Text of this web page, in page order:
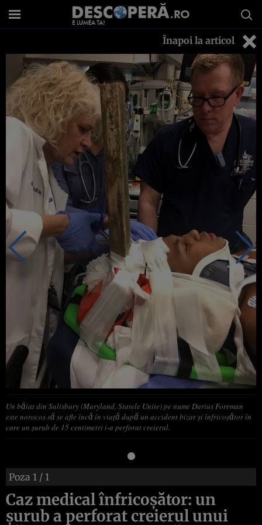
Înapoi la articol
Un băiat din Salisbury (Maryland, Statele Unite) pe nume Darius Foreman
este norocos să se afle încă în viaţă după un accident bizar şi înfricoşător în
care un şurub de 15 centimetri i-a perforat creierul.
Poza 1 / 1
Caz medical înfricoşător: un
şurub a perforat creierul unui